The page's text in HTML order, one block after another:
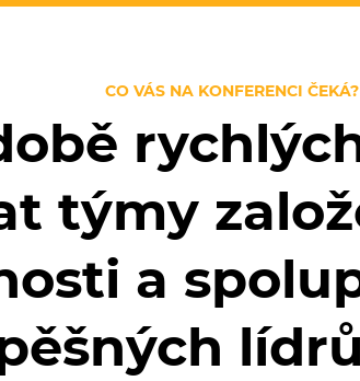
CO VÁS NA KONFERENCI ČEKÁ?
týmy
a